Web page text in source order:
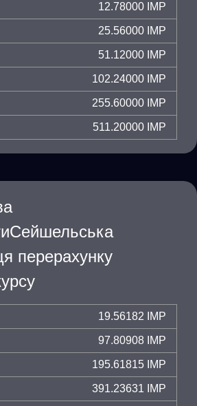
12.78000 IMP
25.56000 IMP
51.12000 IMP
102.24000 IMP
255.60000 IMP
511.20000 IMP
перерахунку
19.56182 IMP
97.80908 IMP
195.61815 IMP
391.23631 IMP